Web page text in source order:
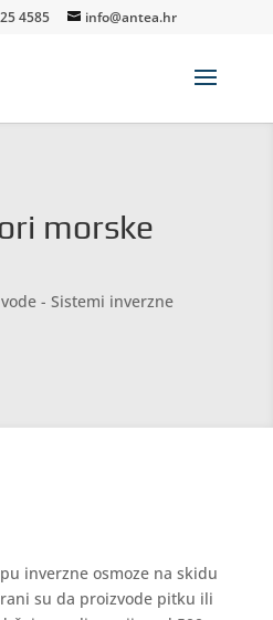
4585 info@antea.hr
morske
- Sistemi inverzne
inverzne osmoze na skidu
su da proizvode pitku ili